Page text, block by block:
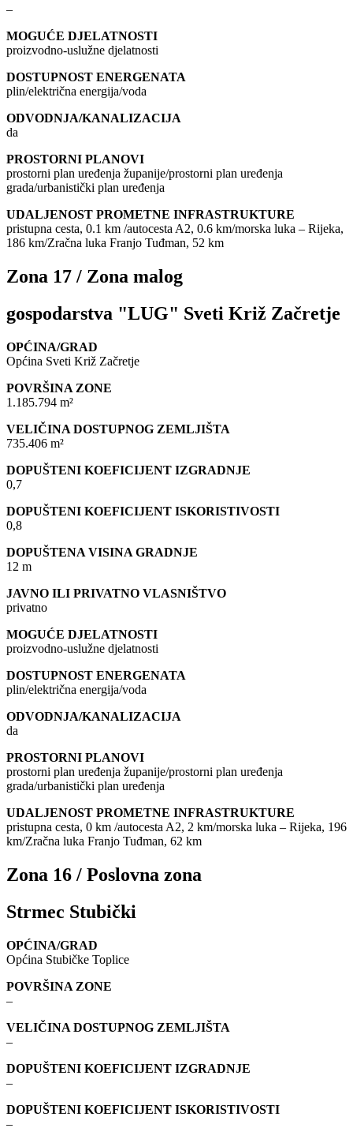
–
MOGUĆE DJELATNOSTI
proizvodno-uslužne djelatnosti
DOSTUPNOST ENERGENATA
plin/električna energija/voda
ODVODNJA/KANALIZACIJA
da
PROSTORNI PLANOVI
prostorni plan uređenja županije/prostorni plan uređenja
grada/urbanistički plan uređenja
UDALJENOST PROMETNE INFRASTRUKTURE
pristupna cesta, 0.1 km /autocesta A2, 0.6 km/morska luka – Rijeka,
186 km/Zračna luka Franjo Tuđman, 52 km
Zona 17 / Zona malog
gospodarstva "LUG" Sveti Križ Začretje
OPĆINA/GRAD
Općina Sveti Križ Začretje
POVRŠINA ZONE
1.185.794 m²
VELIČINA DOSTUPNOG ZEMLJIŠTA
735.406 m²
DOPUŠTENI KOEFICIJENT IZGRADNJE
0,7
DOPUŠTENI KOEFICIJENT ISKORISTIVOSTI
0,8
DOPUŠTENA VISINA GRADNJE
12 m
JAVNO ILI PRIVATNO VLASNIŠTVO
privatno
MOGUĆE DJELATNOSTI
proizvodno-uslužne djelatnosti
DOSTUPNOST ENERGENATA
plin/električna energija/voda
ODVODNJA/KANALIZACIJA
da
PROSTORNI PLANOVI
prostorni plan uređenja županije/prostorni plan uređenja
grada/urbanistički plan uređenja
UDALJENOST PROMETNE INFRASTRUKTURE
pristupna cesta, 0 km /autocesta A2, 2 km/morska luka – Rijeka, 196
km/Zračna luka Franjo Tuđman, 62 km
Zona 16 / Poslovna zona
Strmec Stubički
OPĆINA/GRAD
Općina Stubičke Toplice
POVRŠINA ZONE
–
VELIČINA DOSTUPNOG ZEMLJIŠTA
–
DOPUŠTENI KOEFICIJENT IZGRADNJE
–
DOPUŠTENI KOEFICIJENT ISKORISTIVOSTI
–